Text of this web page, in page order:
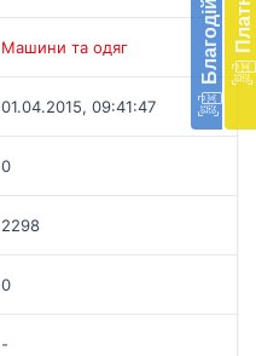
Машини та одяг
01.04.2015, 09:41:47
0
2298
0
-